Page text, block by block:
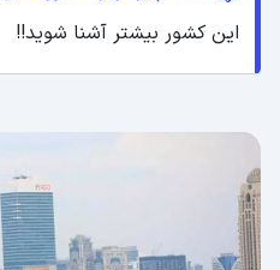
این کشور بیشتر آشنا شوید!!